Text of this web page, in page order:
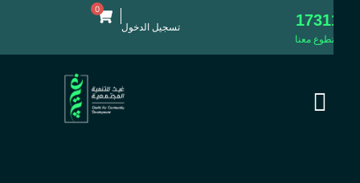
تطوع معنا
تسجيل الدخول